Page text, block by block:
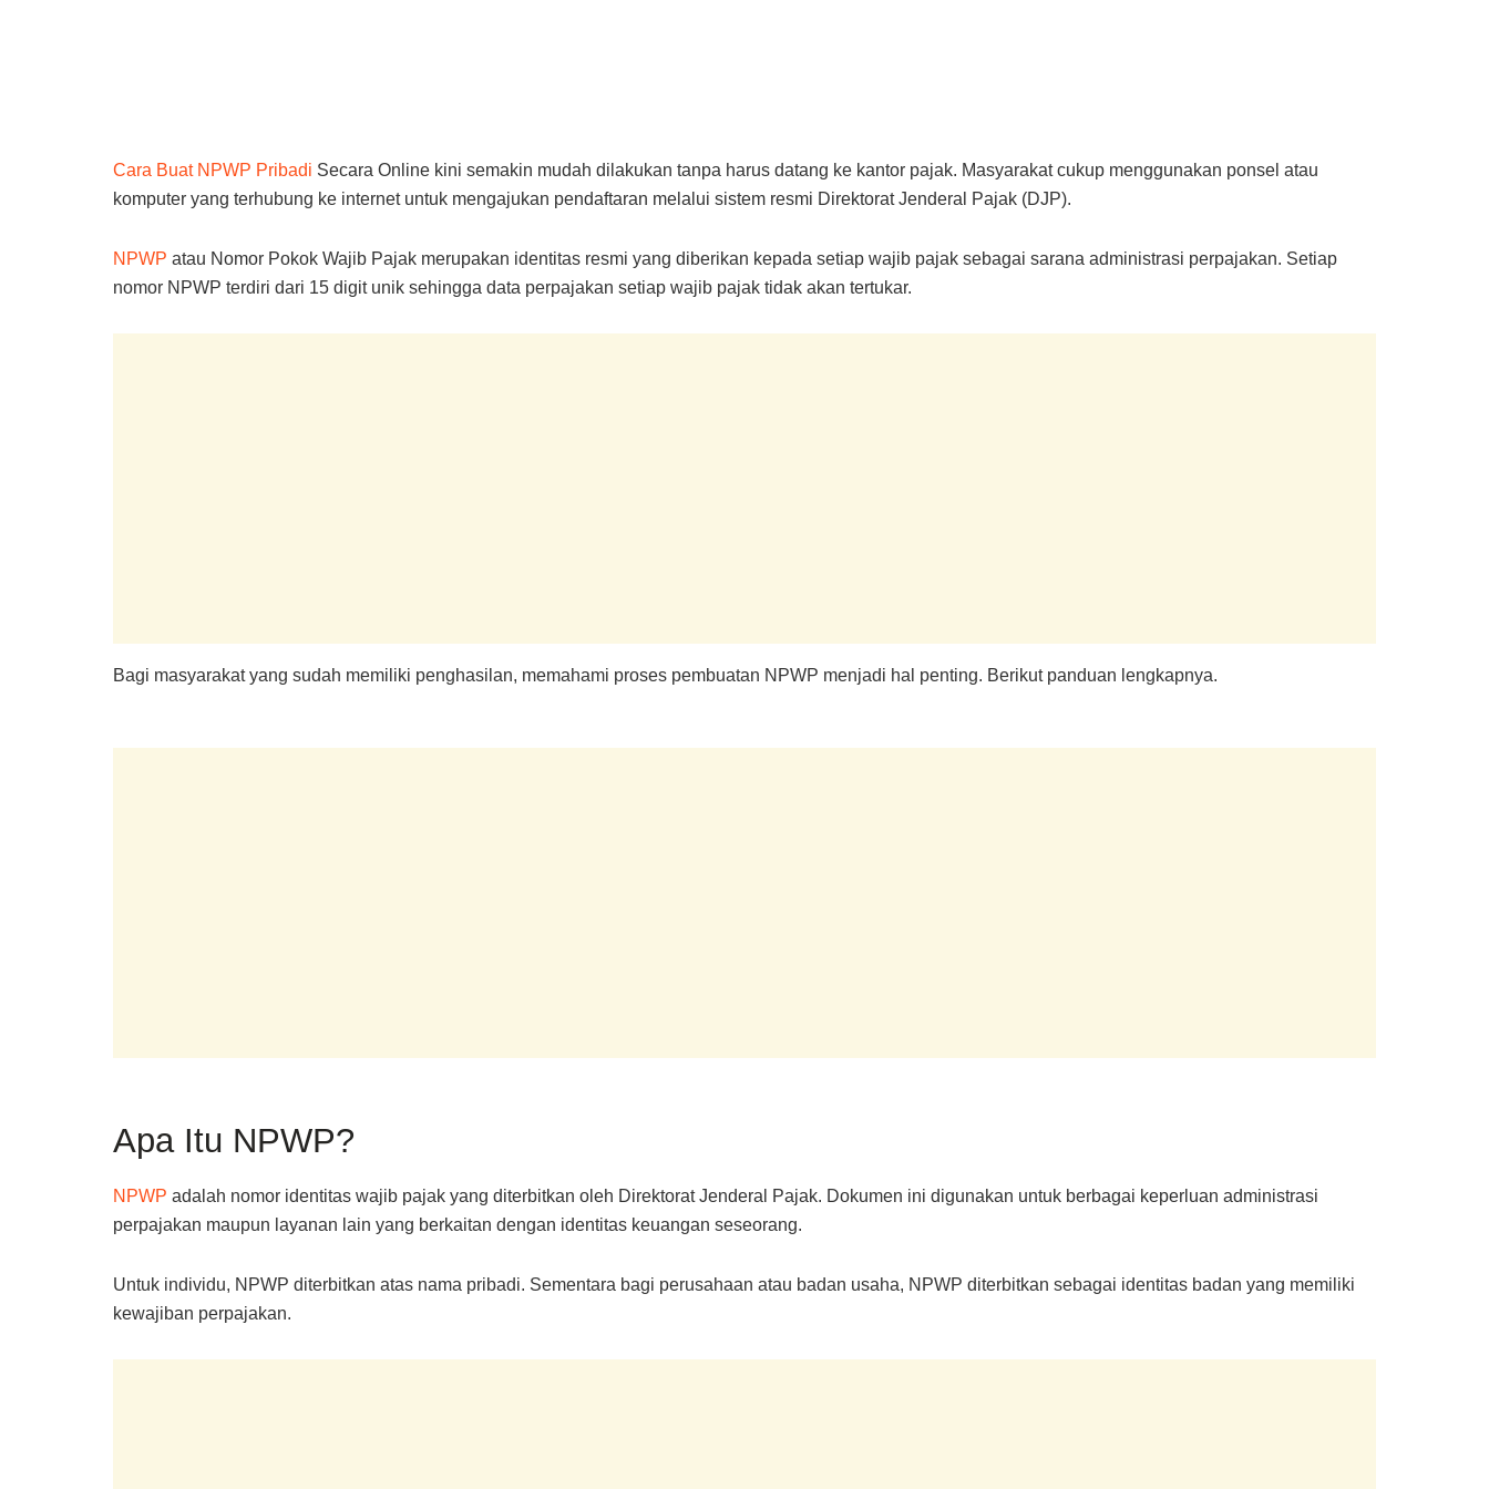
Cara Buat NPWP Pribadi Secara Online kini semakin mudah dilakukan tanpa harus datang ke kantor pajak. Masyarakat cukup menggunakan ponsel atau
komputer yang terhubung ke internet untuk mengajukan pendaftaran melalui sistem resmi Direktorat Jenderal Pajak (DJP).
NPWP atau Nomor Pokok Wajib Pajak merupakan identitas resmi yang diberikan kepada setiap wajib pajak sebagai sarana administrasi perpajakan. Setiap
nomor NPWP terdiri dari 15 digit unik sehingga data perpajakan setiap wajib pajak tidak akan tertukar.
Bagi masyarakat yang sudah memiliki penghasilan, memahami proses pembuatan NPWP menjadi hal penting. Berikut panduan lengkapnya.
Apa Itu NPWP?
NPWP adalah nomor identitas wajib pajak yang diterbitkan oleh Direktorat Jenderal Pajak. Dokumen ini digunakan untuk berbagai keperluan administrasi
perpajakan maupun layanan lain yang berkaitan dengan identitas keuangan seseorang.
Untuk individu, NPWP diterbitkan atas nama pribadi. Sementara bagi perusahaan atau badan usaha, NPWP diterbitkan sebagai identitas badan yang memiliki
kewajiban perpajakan.